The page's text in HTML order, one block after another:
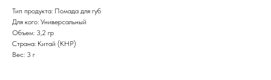
Тип продукта: Помада для губ
Для кого: Универсальный
Объем: 3,2 гр
Страна: Китай (КНР)
Вес: 3 г